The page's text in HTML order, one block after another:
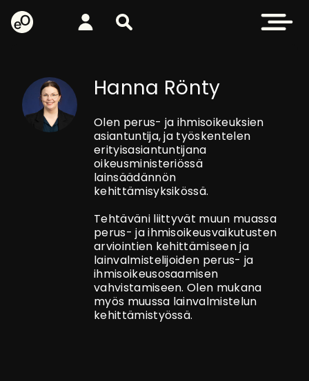
eOppiva - Etusivulle
Kirjaudu Etsi sivustolta Avaa
Hanna Rönty
Olen perus- ja ihmisoikeuksien
asiantuntija, ja työskentelen
erityisasiantuntijana
oikeusministeriössä
lainsäädännön
kehittämisyksikössä.
Tehtäväni liittyvät muun muassa
perus- ja ihmisoikeusvaikutusten
arviointien kehittämiseen ja
lainvalmistelijoiden perus- ja
ihmisoikeusosaamisen
vahvistamiseen. Olen mukana
myös muussa lainvalmistelun
kehittämistyössä.